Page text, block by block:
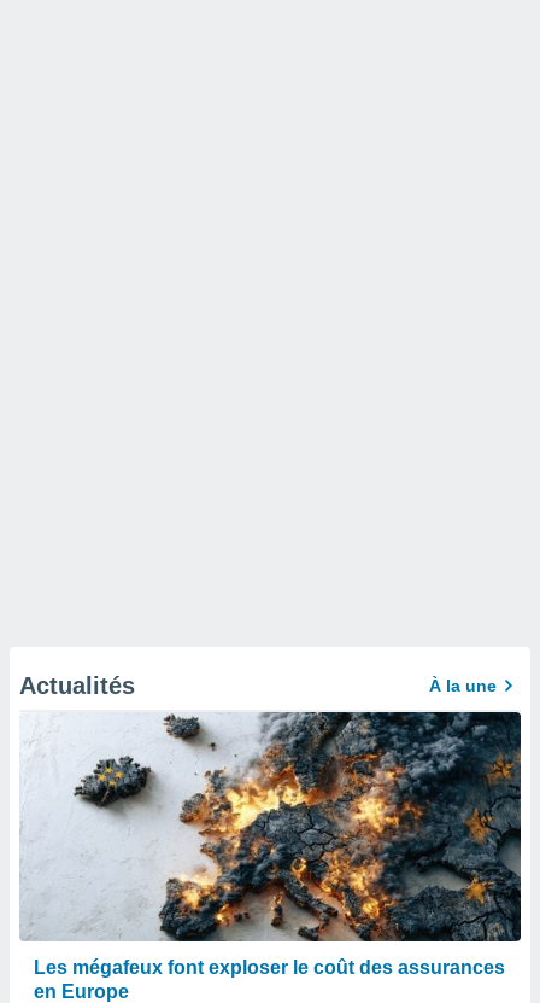
Actualités À la une
Les mégafeux font exploser le coût des assurances
en Europe